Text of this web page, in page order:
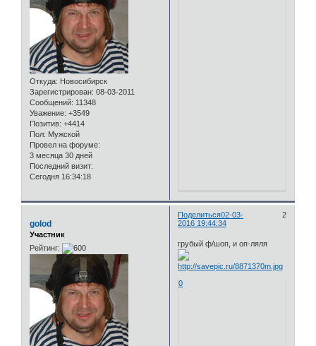
Откуда: Новосибирск
Зарегистрирован: 08-03-2011
Сообщений: 11348
Уважение: +3549
Позитив: +4414
Пол: Мужской
Провел на форуме:
3 месяца 30 дней
Последний визит:
Сегодня 16:34:18
Поделиться 2
02-03-
2016 19:44:34
golod
Участник
Рейтинг:
грубый ф/шоп, и оп-ляля
0